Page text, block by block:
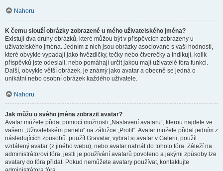
Nahoru
K čemu slouží obrázky zobrazené u mého uživatelského jména?
Existují dva druhy obrázků, které můžou být v příspěvcích zobrazeny u
uživatelského jména. Jedním z nich jsou obrázky asociované s vaší hodností,
které obvykle vypadají jako hvězdičky, tečky nebo čtverečky a indikují, kolik
příspěvků jste odeslali, nebo pomáhají určit jakou mají uživatelé fóra funkci.
Další, obvykle větší obrázek, je známý jako avatar a obecně se jedná o
unikátní nebo osobní obrázek každého uživatele.
Nahoru
Jak můžu u svého jména zobrazit avatar?
Avatar můžete přidat pomocí možnosti „Nastavení avataru“, kterou najdete ve
vašem „Uživatelském panelu“ na záložce „Profil“. Avatar můžete přidat jedním z
následujících způsobů: použít Gravatar, vybrat si avatar v Galerii, použít
vzdálený avatar (z jiného webu), nebo avatar nahrát do tohoto fóra. Záleží na
administrátorovi fóra, jestli je používání avatarů povoleno a jakými způsoby lze
avatary do fóra přidat. Pokud nemůžete avatary používat, kontaktujte